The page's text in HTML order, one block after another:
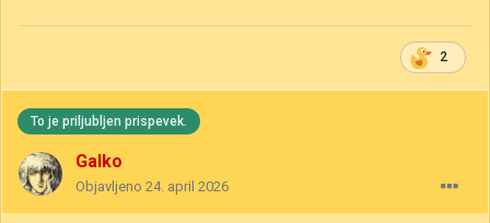
2
To je priljubljen prispevek.
Galko
Objavljeno 24. april 2026